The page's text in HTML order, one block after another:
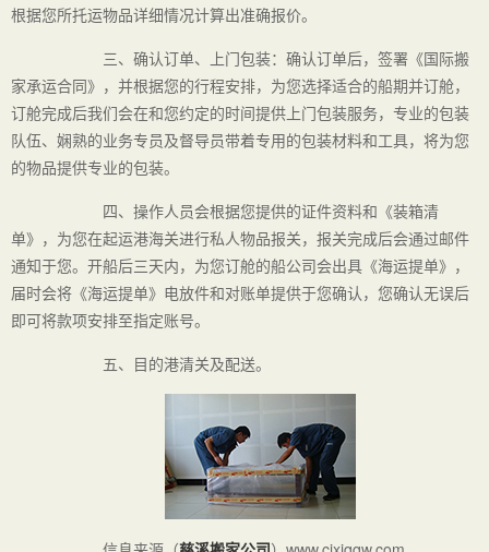
根据您所托运物品详细情况计算出准确报价。
三、确认订单、上门包装：确认订单后，签署《国际搬
家承运合同》，并根据您的行程安排，为您选择适合的船期并订舱，
订舱完成后我们会在和您约定的时间提供上门包装服务，专业的包装
队伍、娴熟的业务专员及督导员带着专用的包装材料和工具，将为您
的物品提供专业的包装。
四、操作人员会根据您提供的证件资料和《装箱清
单》，为您在起运港海关进行私人物品报关，报关完成后会通过邮件
通知于您。开船后三天内，为您订舱的船公司会出具《海运提单》，
届时会将《海运提单》电放件和对账单提供于您确认，您确认无误后
即可将款项安排至指定账号。
五、目的港清关及配送。